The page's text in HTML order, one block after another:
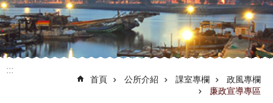
:::
首頁 公所介紹 課室專欄
政風專欄
廉政宣導專區